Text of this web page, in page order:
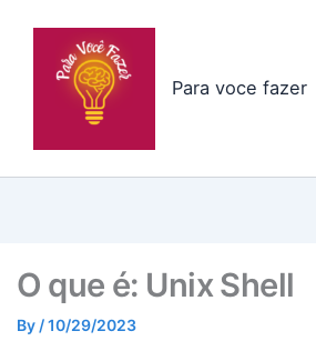
Para voce fazer
O que é: Unix Shell
By /10/29/2023